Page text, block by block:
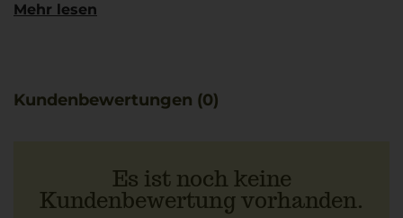
italienischen Gastfreundschaft schaffen. Dieser Wein
Mehr lesen
Kundenbewertungen (0)
Es ist noch keine
Kundenbewertung vorhanden.